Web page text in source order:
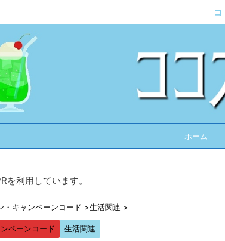
ホーム
を利用しています。
・キャンペーンコード >生活関連 >
ペーンコード 生活関連